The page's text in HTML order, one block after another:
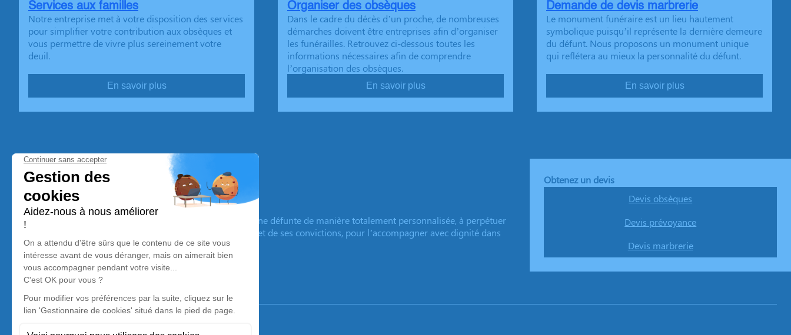
Services aux familles
Notre entreprise met à votre disposition des services
pour simplifier votre contribution aux obsèques et
vous permettre de vivre plus sereinement votre
deuil.
En savoir plus
Organiser des obsèques
Dans le cadre du décès d’un proche, de nombreuses
démarches doivent être entreprises afin d’organiser
les funérailles. Retrouvez ci-dessous toutes les
informations nécessaires afin de comprendre
l’organisation des obsèques.
En savoir plus
Demande de devis marbrerie
Le monument funéraire est un lieu hautement
symbolique puisqu’il représente la dernière demeure
du défunt. Nous proposons un monument unique
qui reflétera au mieux la personnalité du défunt.
En savoir plus
Pompes Funèbres Vargas
Nos équipes vous aident à honorer la mémoire de la personne défunte de manière totalement personnalisée, à perpétuer
son souvenir dans le respect de ses volontés, de ses valeurs et de ses convictions, pour l’accompagner avec dignité dans
son dernier voyage.
Obtenez un devis
Devis obsèques
Devis prévoyance
Devis marbrerie
Notre agence
Pompes Funèbres Vargas
04 78 40 07 53